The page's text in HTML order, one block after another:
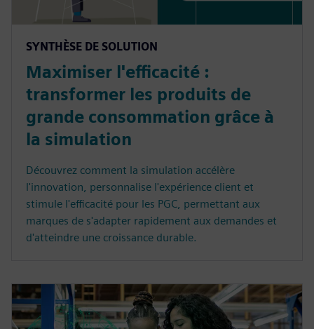
SYNTHÈSE DE SOLUTION
Maximiser l'efficacité :
transformer les produits de
grande consommation grâce à
la simulation
Découvrez comment la simulation accélère
l'innovation, personnalise l'expérience client et
stimule l'efficacité pour les PGC, permettant aux
marques de s'adapter rapidement aux demandes et
d'atteindre une croissance durable.